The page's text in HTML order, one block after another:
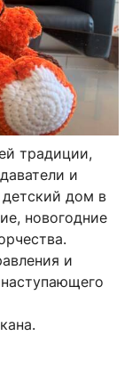
традиции,
и
дом в
новогодние
и